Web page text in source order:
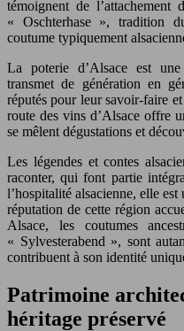
témoignent de
« Oschterhase », tradition
coutume typiquement
La poterie d’Alsace est
transmet de génération en
réputés pour leur savoir-faire
route des vins d’Alsace offre
se mêlent dégustations et
Les légendes et contes
raconter, qui font partie
l’hospitalité alsacienne, elle
réputation de cette région
Alsace, les coutumes
« Sylvesterabend », sont
contribuent à son identité
Patrimoine
héritage préservé